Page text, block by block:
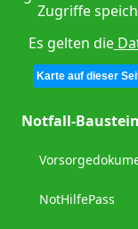
Zugriffe
Es gelten die
Karte auf dieser
Notfall-
NotHilfePass